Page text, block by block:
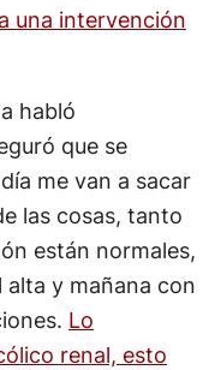
una intervención
habló
que se
me van a sacar
las cosas, tanto
están normales,
alta y mañana con
Lo
renal, esto